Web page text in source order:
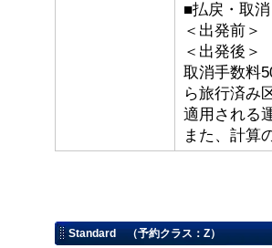
■払戻・取
＜出発前＞
＜出発後
取消手数料
ら旅行済み
適用される
また、計算
Standard （予約クラス：Z）